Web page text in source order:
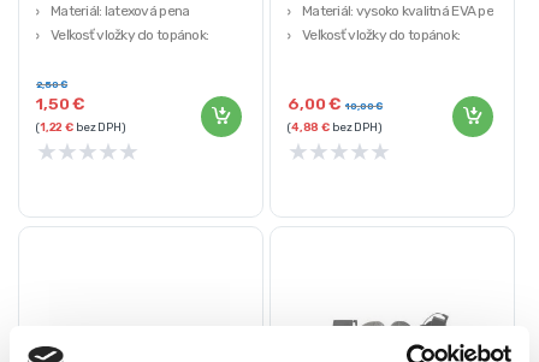
Materiál: latexová pena
Veľkosť vložky do topánok:
Možnosť prispôsobenia na
požadovanú veľkosť: áno
1,50€
2,50€
(1,22€ bez DPH)
★★★★★
Materiál: vysoko kvalitná EVA pena
Veľkosť vložky do topánok:
6,00€ 10,00€
(4,88€ bez DPH)
★★★★★